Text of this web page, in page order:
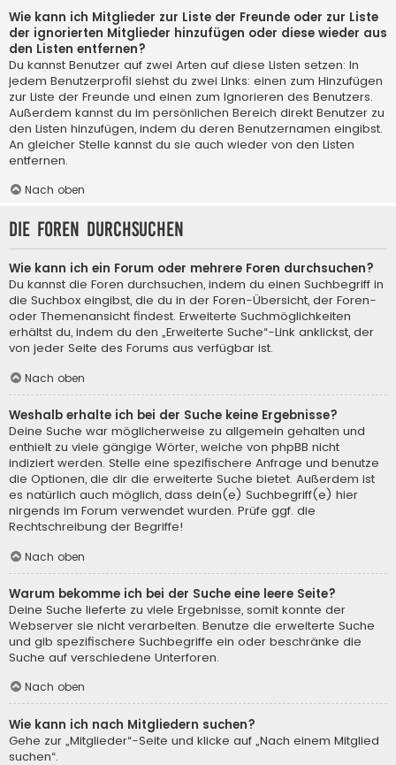
Wie kann ich Mitglieder zur Liste der Freunde oder zur Liste
der ignorierten Mitglieder hinzufügen oder diese wieder aus
den Listen entfernen?
Du kannst Benutzer auf zwei Arten auf diese Listen setzen: In
jedem Benutzerprofil siehst du zwei Links: einen zum Hinzufügen
zur Liste der Freunde und einen zum Ignorieren des Benutzers.
Außerdem kannst du im persönlichen Bereich direkt Benutzer zu
den Listen hinzufügen, indem du deren Benutzernamen eingibst.
An gleicher Stelle kannst du sie auch wieder von den Listen
entfernen.
Nach oben
Die Foren durchsuchen
Wie kann ich ein Forum oder mehrere Foren durchsuchen?
Du kannst die Foren durchsuchen, indem du einen Suchbegriff in
die Suchbox eingibst, die du in der Foren-Übersicht, der Foren-
oder Themenansicht findest. Erweiterte Suchmöglichkeiten
erhältst du, indem du den „Erweiterte Suche“-Link anklickst, der
von jeder Seite des Forums aus verfügbar ist.
Nach oben
Weshalb erhalte ich bei der Suche keine Ergebnisse?
Deine Suche war möglicherweise zu allgemein gehalten und
enthielt zu viele gängige Wörter, welche von phpBB nicht
indiziert werden. Stelle eine spezifischere Anfrage und benutze
die Optionen, die dir die erweiterte Suche bietet. Außerdem ist
es natürlich auch möglich, dass dein(e) Suchbegriff(e) hier
nirgends im Forum verwendet wurden. Prüfe ggf. die
Rechtschreibung der Begriffe!
Nach oben
Warum bekomme ich bei der Suche eine leere Seite?
Deine Suche lieferte zu viele Ergebnisse, somit konnte der
Webserver sie nicht verarbeiten. Benutze die erweiterte Suche
und gib spezifischere Suchbegriffe ein oder beschränke die
Suche auf verschiedene Unterforen.
Nach oben
Wie kann ich nach Mitgliedern suchen?
Gehe zur „Mitglieder“-Seite und klicke auf „Nach einem Mitglied
suchen“.